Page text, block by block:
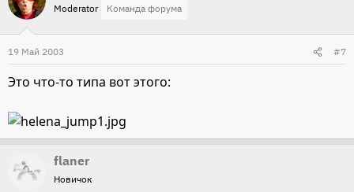
Moderator Команда форума
19 Май 2003 #7
Это что-то типа вот этого:
flaner
Новичок